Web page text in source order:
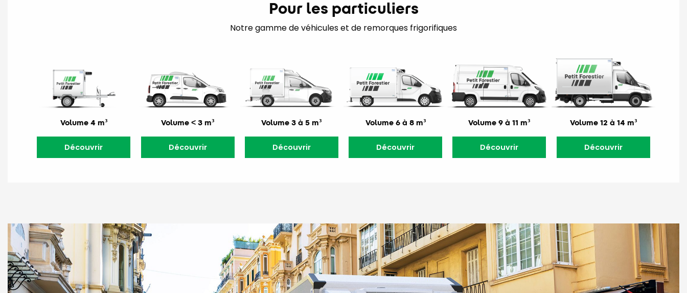
Pour les particuliers
Notre gamme de véhicules et de remorques frigorifiques
Volume 4 m³
Découvrir
Volume < 3 m³
Découvrir
Volume 3 à 5 m³
Découvrir
Volume 6 à 8 m³
Découvrir
Volume 9 à 11 m³
Découvrir
Volume 12 à 14 m³
Découvrir